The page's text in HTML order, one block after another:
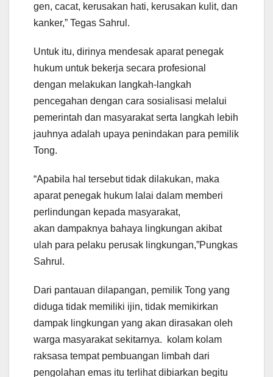
gen, cacat, kerusakan hati, kerusakan kulit, dan
kanker,” Tegas Sahrul.
Untuk itu, dirinya mendesak aparat penegak
hukum untuk bekerja secara profesional
dengan melakukan langkah-langkah
pencegahan dengan cara sosialisasi melalui
pemerintah dan masyarakat serta langkah lebih
jauhnya adalah upaya penindakan para pemilik
Tong.
“Apabila hal tersebut tidak dilakukan, maka
aparat penegak hukum lalai dalam memberi
perlindungan kepada masyarakat,
akan dampaknya bahaya lingkungan akibat
ulah para pelaku perusak lingkungan,”Pungkas
Sahrul.
Dari pantauan dilapangan, pemilik Tong yang
diduga tidak memiliki ijin, tidak memikirkan
dampak lingkungan yang akan dirasakan oleh
warga masyarakat sekitarnya. kolam kolam
raksasa tempat pembuangan limbah dari
pengolahan emas itu terlihat dibiarkan begitu